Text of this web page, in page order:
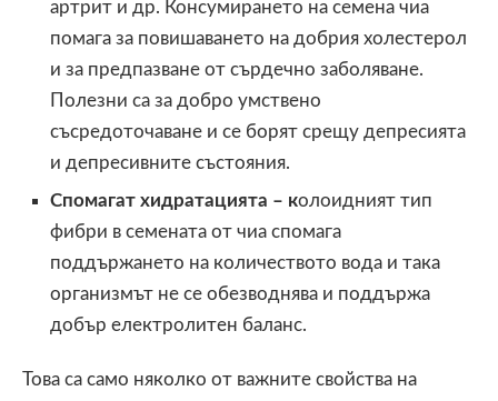
артрит и др. Консумирането на семена чиа
помага за повишаването на добрия холестерол
и за предпазване от сърдечно заболяване.
Полезни са за добро умствено
съсредоточаване и се борят срещу депресията
и депресивните състояния.
Спомагат хидратацията – колоидният тип
фибри в семената от чиа спомага
поддържането на количеството вода и така
организмът не се обезводнява и поддържа
добър електролитен баланс.
Това са само няколко от важните свойства на